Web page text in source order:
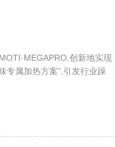
创新地实现
专属加热方案”,引发行业躁